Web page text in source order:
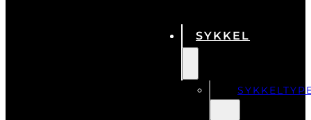
SYKKEL